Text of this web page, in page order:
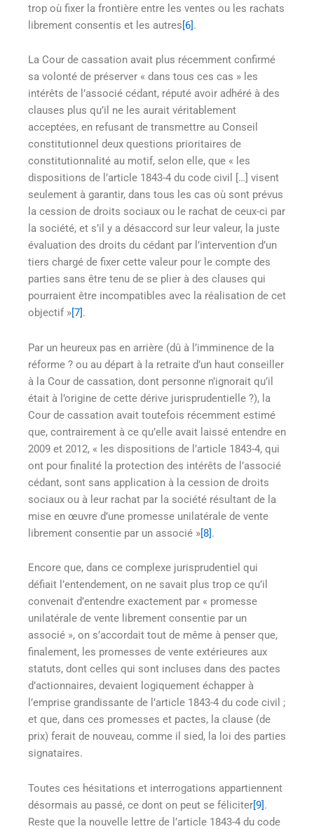
trop où fixer la frontière entre les ventes ou les rachats
librement consentis et les autres[6].
La Cour de cassation avait plus récemment confirmé
sa volonté de préserver « dans tous ces cas » les
intérêts de l’associé cédant, réputé avoir adhéré à des
clauses plus qu’il ne les aurait véritablement
acceptées, en refusant de transmettre au Conseil
constitutionnel deux questions prioritaires de
constitutionnalité au motif, selon elle, que « les
dispositions de l’article 1843-4 du code civil […] visent
seulement à garantir, dans tous les cas où sont prévus
la cession de droits sociaux ou le rachat de ceux-ci par
la société, et s’il y a désaccord sur leur valeur, la juste
évaluation des droits du cédant par l’intervention d’un
tiers chargé de fixer cette valeur pour le compte des
parties sans être tenu de se plier à des clauses qui
pourraient être incompatibles avec la réalisation de cet
objectif »[7].
Par un heureux pas en arrière (dû à l’imminence de la
réforme ? ou au départ à la retraite d’un haut conseiller
à la Cour de cassation, dont personne n’ignorait qu’il
était à l’origine de cette dérive jurisprudentielle ?), la
Cour de cassation avait toutefois récemment estimé
que, contrairement à ce qu’elle avait laissé entendre en
2009 et 2012, « les dispositions de l’article 1843-4, qui
ont pour finalité la protection des intérêts de l’associé
cédant, sont sans application à la cession de droits
sociaux ou à leur rachat par la société résultant de la
mise en œuvre d’une promesse unilatérale de vente
librement consentie par un associé »[8].
Encore que, dans ce complexe jurisprudentiel qui
défiait l’entendement, on ne savait plus trop ce qu’il
convenait d’entendre exactement par « promesse
unilatérale de vente librement consentie par un
associé », on s’accordait tout de même à penser que,
finalement, les promesses de vente extérieures aux
statuts, dont celles qui sont incluses dans des pactes
d’actionnaires, devaient logiquement échapper à
l’emprise grandissante de l’article 1843-4 du code civil ;
et que, dans ces promesses et pactes, la clause (de
prix) ferait de nouveau, comme il sied, la loi des parties
signataires.
Toutes ces hésitations et interrogations appartiennent
désormais au passé, ce dont on peut se féliciter[9].
Reste que la nouvelle lettre de l’article 1843-4 du code